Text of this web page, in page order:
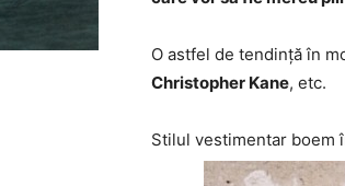
O astfel de tendință în
Christopher Kane, etc.
Stilul vestimentar boem